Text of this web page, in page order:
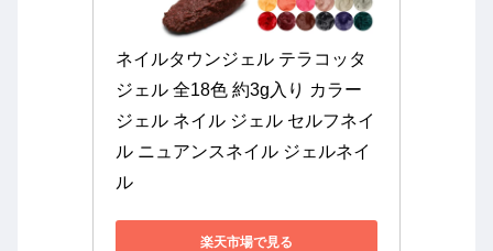
ネイルタウンジェル テラコッタ
ジェル 全18色 約3g入り カラー
ジェル ネイル ジェル セルフネイ
ル ニュアンスネイル ジェルネイ
ル
楽天市場で見る